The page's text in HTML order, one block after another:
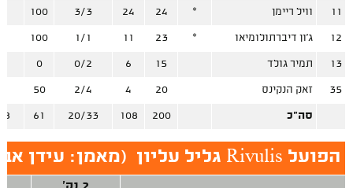
11 וויל ריימן *
24
24
3/3
100
12 ג'ון דיברתולומיאו *
23
11
1/1
100
13 תמיר גולד 15
6
0/2
0
35 זאק הנקינס 20
4
2/4
50
סה"כ 200
108
20/33
61
הפועל Rivulis גליל עליון (מאמן: עידן